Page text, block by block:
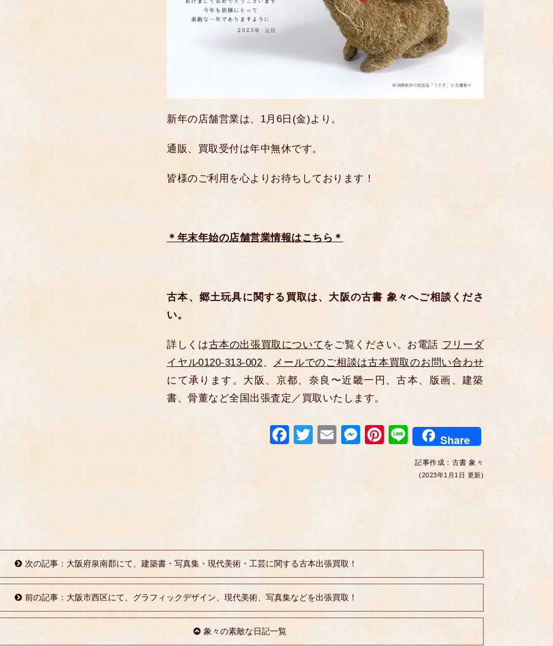
新年の店舗営業は、1月6日(金)より。
通販、買取受付は年中無休です。
皆様のご利用を心よりお待ちしております！
＊年末年始の店舗営業情報はこちら＊
古本、郷土玩具に関する買取は、大阪の古書 象々へご相談くださ
い。
詳しくは古本の出張買取について をご覧ください。お電話 フリーダ
イヤル0120-313-002、 メールでのご相談は古本買取のお問い合わせ
にて承ります。大阪、京都、奈良〜近畿一円、古本、版画、建築
書、骨董など全国出張査定／買取いたします。
F
o
k
T E
m
M
er
Pi Li
n
e
Share
記事作成： 古書 象々
(2023年1月1日 更新)
次の記事：大阪府泉南郡にて、建築書・写真集・現代美術・工芸に関する古本出張買取！
前の記事：大阪市西区にて、グラフィックデザイン、現代美術、写真集などを出張買取！
象々の素敵な日記一覧